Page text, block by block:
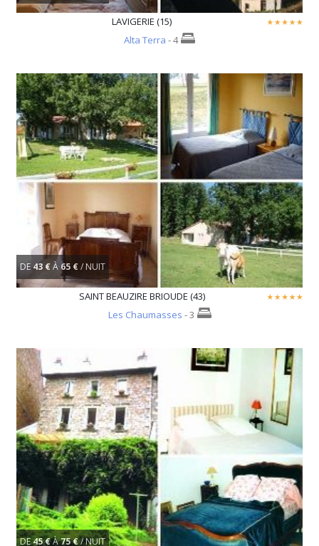
LAVIGERIE (15)
Alta Terra - 4
DE43 €À 65 €/ NUIT
SAINT BEAUZIRE BRIOUDE (43)
Les Chaumasses - 3
DE45 €À75 €/ NUIT